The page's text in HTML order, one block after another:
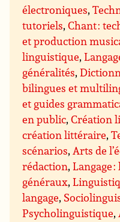
électroniques,
tutoriels,Chant :
et production
linguistique,
généralités,
bilingues et
et guides
en public,Création
création littéraire,
scénarios,Arts de
rédaction,Langage
généraux,
langage,
Psycholinguistique,